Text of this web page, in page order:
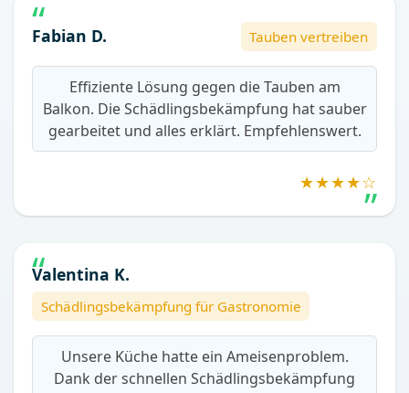
Fabian D. Tauben vertreiben
Effiziente Lösung gegen die Tauben am
Balkon. Die Schädlingsbekämpfung hat sauber
gearbeitet und alles erklärt. Empfehlenswert.
★★★★☆
Valentina K.
Schädlingsbekämpfung für Gastronomie
Unsere Küche hatte ein Ameisenproblem.
Dank der schnellen Schädlingsbekämpfung